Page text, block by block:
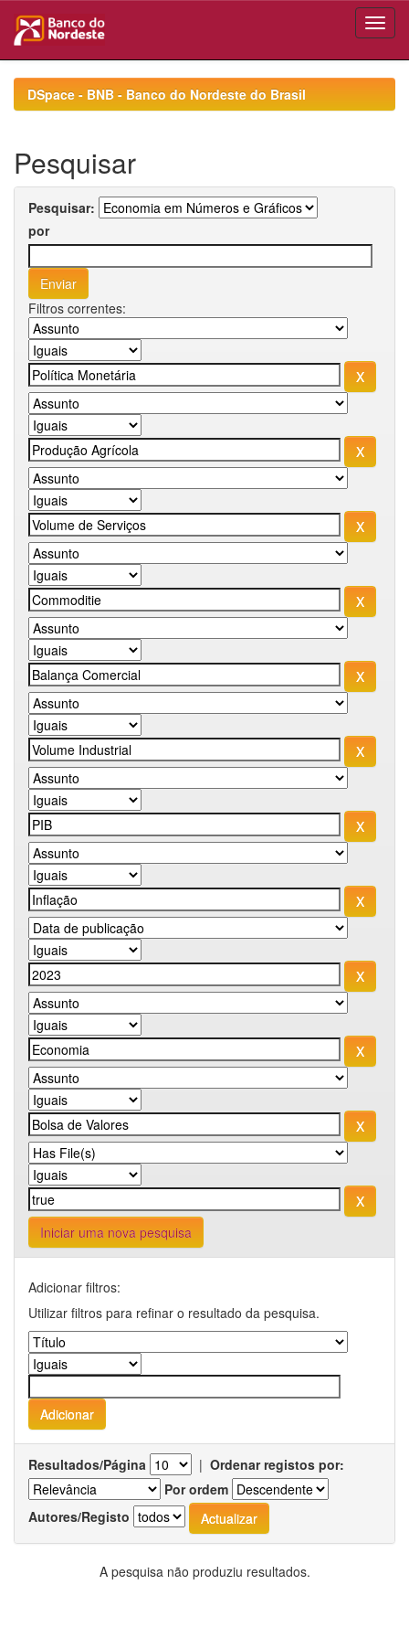
navigationDSpace - BNB - Banco do Nordeste do Brasil
Pesquisar
Pesquisar:
por
Filtros correntes:
Iniciar uma nova pesquisa
Adicionar filtros:
Utilizar filtros para refinar o resultado da pesquisa.
Resultados/Página | Ordenar registos por:
Por ordem
Autores/Registo
A pesquisa não produziu resultados.